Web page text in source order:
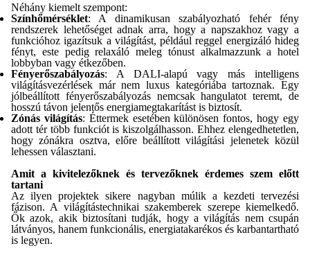
Néhány kiemelt szempont:
Színhőmérséklet: A dinamikusan szabályozható fehér fény
rendszerek lehetőséget adnak arra, hogy a napszakhoz vagy a
funkcióhoz igazítsuk a világítást,például reggel energizáló hideg
fényt, este pedig relaxáló meleg tónust alkalmazzunk a hotel
lobbyban vagy étkezőben.
Fényerőszabályozás: A DALI-alapú vagy más intelligens
világításvezérlések már nem luxus kategóriába tartoznak. Egy
jólbeállított fényerőszabályozás nemcsak hangulatot teremt, de
hosszú távon jelentős energiamegtakarítást is biztosít.
Zónás világítás: Éttermek esetében különösen fontos, hogy egy
adott tér több funkciót is kiszolgálhasson. Ehhez elengedhetetlen,
hogy zónákra osztva, előre beállított világítási jelenetek közül
lehessen választani.
Amit a kivitelezőknek és tervezőknek érdemes szem előtt
tartani
Az ilyen projektek sikere nagyban múlik a kezdeti tervezési
fázison. A világítástechnikai szakemberek szerepe kiemelkedő.
Ők azok, akik biztosítani tudják, hogy a világítás nem csupán
látványos, hanem funkcionális, energiatakarékos és karbantartható
is legyen.